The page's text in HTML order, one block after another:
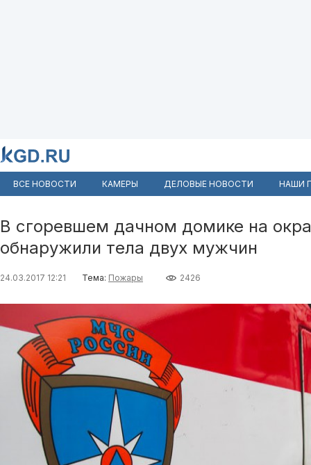
ВСЕ НОВОСТИ КАМЕРЫ ДЕЛОВЫЕ НОВОСТИ НАШИ
В сгоревшем дачном домике на
обнаружили тела двух мужчин
24.03.2017 12:21 Тема: Пожары 2426